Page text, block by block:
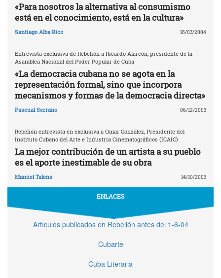
«Para nosotros la alternativa al consumismo
está en el conocimiento, está en la cultura»
Santiago Alba Rico 18/03/2004
Entrevista exclusiva de Rebelión a Ricardo Alarcón, presidente de la
Asamblea Nacional del Poder Popular de Cuba
«La democracia cubana no se agota en la
representación formal, sino que incorpora
mecanismos y formas de la democracia directa»
Pascual Serrano 06/12/2003
Rebelión entrevista en exclusiva a Omar González, Presidente del
Instituto Cubano del Arte e Industria Cinematográficos (ICAIC)
La mejor contribución de un artista a su pueblo
es el aporte inestimable de su obra
Manuel Talens 14/10/2003
ENLACES
Artículos publicados en Rebelión antes del 1-6-04
Cubarte
Cuba Literaria